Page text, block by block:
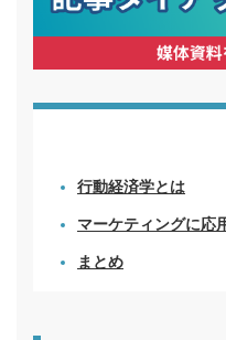
行動経済学とは
マーケティングに応
まとめ